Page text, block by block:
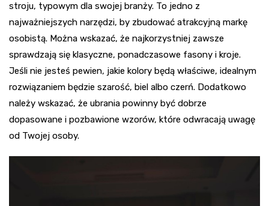
stroju, typowym dla swojej branży. To jedno z
najważniejszych narzędzi, by zbudować atrakcyjną markę
osobistą. Można wskazać, że najkorzystniej zawsze
sprawdzają się klasyczne, ponadczasowe fasony i kroje.
Jeśli nie jesteś pewien, jakie kolory będą właściwe, idealnym
rozwiązaniem będzie szarość, biel albo czerń. Dodatkowo
należy wskazać, że ubrania powinny być dobrze
dopasowane i pozbawione wzorów, które odwracają uwagę
od Twojej osoby.